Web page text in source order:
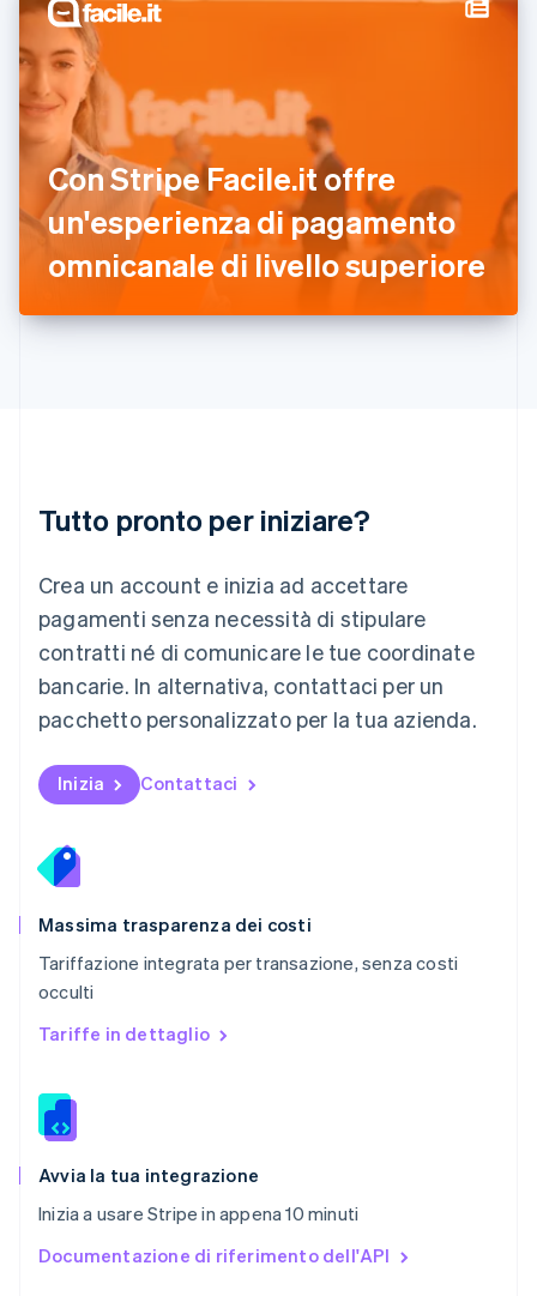
Con Stripe Facile.it offre
un'esperienza di pagamento
omnicanale di livello superiore
Tutto pronto per iniziare?
Crea un account e inizia ad accettare
pagamenti senza necessità di stipulare
contratti né di comunicare le tue coordinate
bancarie. In alternativa, contattaci per un
pacchetto personalizzato per la tua azienda.
Inizia Contattaci
Massima trasparenza dei costi
Tariffazione integrata per transazione, senza costi
occulti
Tariffe in dettaglio
Avvia la tua integrazione
Inizia a usare Stripe in appena 10 minuti
Documentazione di riferimento dell'API
Gibilterra
English
Grecia
English
India
English
Irlanda
English
Italia
Italiano English
Lettonia
Liechtenstein
Malta
English
EspañolEnglish
Norvegia
English
Nuova Zelanda
English
NederlandsEnglish
English
Portogallo
RAS di Hong Kong, Cina
English
English
English
Romania
English
Slovacchia
Slovenia
English Italiano
EspañolEnglish
English Español 简体中文